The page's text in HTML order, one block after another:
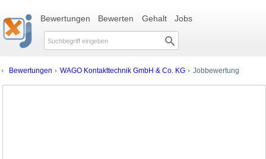
Bewertungen Bewerten Gehalt Jobs
Bewertungen WAGO Kontakttechnik GmbH & Co. KG Jobbewertung